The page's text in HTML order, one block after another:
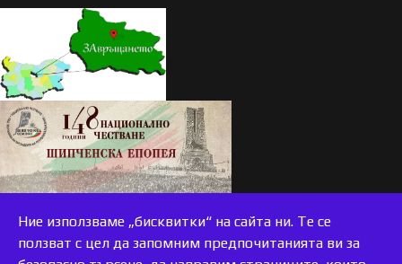
Ние използваме „бисквитки“ на сайта ни. Те се
ползват с цел да запомним предпочитанията ви за